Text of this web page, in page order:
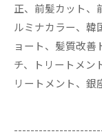
正、前髪カット、
ルミナカラー、韓
ョート、髪質改善
チ、トリートメン
リートメント、銀